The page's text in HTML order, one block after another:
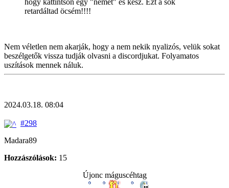
hogy kattintson egy "nemet" és kész. Ezt a sok
retardáltad öcsém!!!!
Nem véletlen nem akarják, hogy a nem nekik nyalizós, velük sokat
beszélgetők vissza tudják olvasni a discordjukat. Folyamatos
uszítások mennek náluk.
2024.03.18. 08:04
#298
Madara89
Hozzászólások: 15
Újonc máguscéhtag